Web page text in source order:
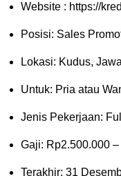
Website : https://
Posisi: Sales
Lokasi: Kudus,
Untuk: Pria atau
Jenis Pekerjaan:
Gaji: Rp2.500.000 –
Terakhir: 31